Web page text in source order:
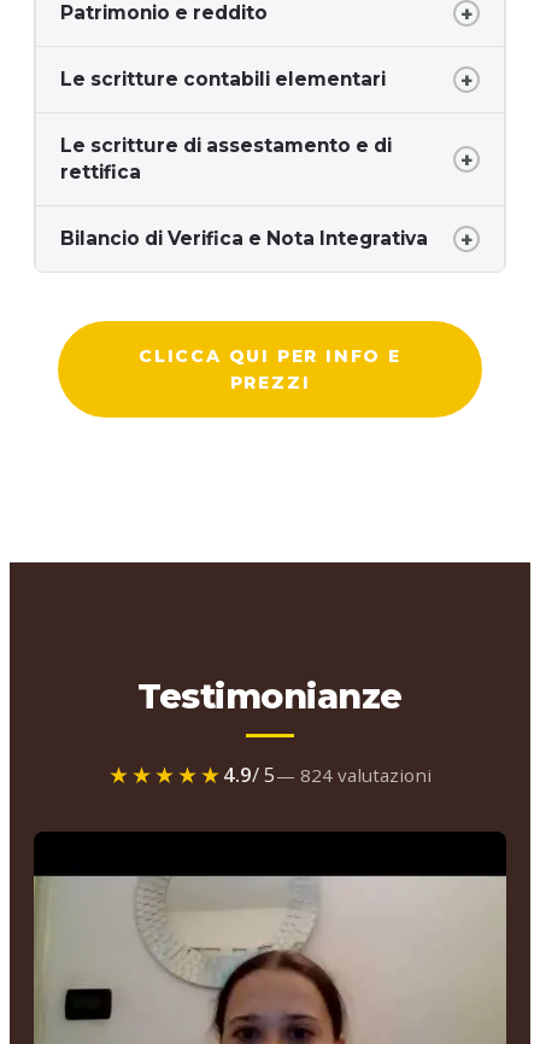
Patrimonio e reddito
Le scritture contabili elementari
Le scritture di assestamento e di
rettifica
Bilancio di Verifica e Nota Integrativa
CLICCA QUI PER INFO E
PREZZI
Testimonianze
★★★★★4.9/ 5— 824 valutazioni